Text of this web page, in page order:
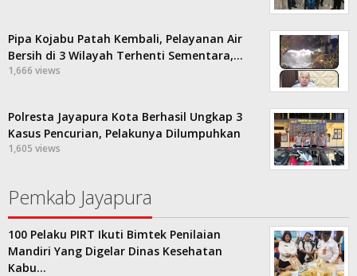
Pipa Kojabu Patah Kembali, Pelayanan Air
Bersih di 3 Wilayah Terhenti Sementara,…
1,666 views
Polresta Jayapura Kota Berhasil Ungkap 3
Kasus Pencurian, Pelakunya Dilumpuhkan
1,605 views
Pemkab Jayapura
100 Pelaku PIRT Ikuti Bimtek Penilaian
Mandiri Yang Digelar Dinas Kesehatan
Kabu…